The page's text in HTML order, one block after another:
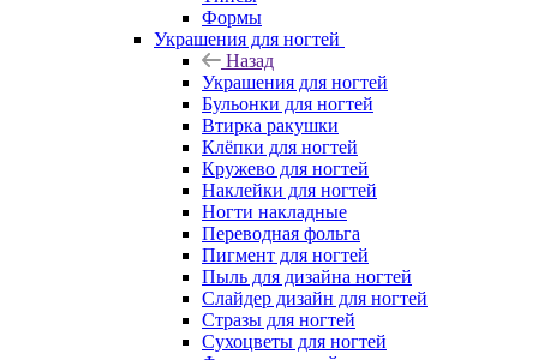
Формы
Украшения для ногтей
Назад
Украшения для ногтей
Бульонки для ногтей
Втирка ракушки
Клёпки для ногтей
Кружево для ногтей
Наклейки для ногтей
Ногти накладные
Переводная фольга
Пигмент для ногтей
Пыль для дизайна ногтей
Слайдер дизайн для ногтей
Стразы для ногтей
Сухоцветы для ногтей